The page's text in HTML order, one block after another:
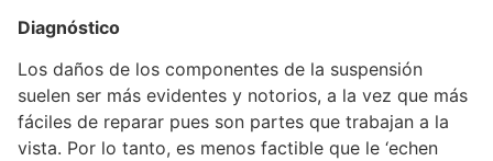
Diagnóstico
Los daños de los componentes de la suspensión
suelen ser más evidentes y notorios, a la vez que más
fáciles de reparar pues son partes que trabajan a la
vista. Por lo tanto, es menos factible que le ‘echen